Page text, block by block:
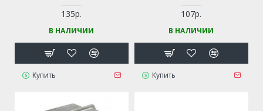
135р.
В НАЛИЧИИ
Купить
107р.
В НАЛИЧИИ
Купить